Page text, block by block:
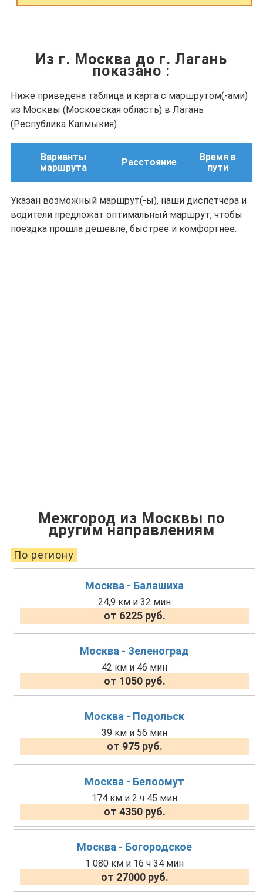
Из г. Москва до г. Лагань
показано :
Ниже приведена таблица и карта с маршрутом(-ами)
из Москвы (Московская область) в Лагань
(Республика Калмыкия).
Варианты
маршрута
Расстояние
Время в
пути
Указан возможный маршрут(-ы), наши диспетчера и
водители предложат оптимальный маршрут, чтобы
поездка прошла дешевле, быстрее и комфортнее.
Межгород из Москвы по
другим направлениям
По региону
Москва - Балашиха
24,9 км и 32 мин
от 6225 руб.
Москва - Зеленоград
42 км и 46 мин
от 1050 руб.
Москва - Подольск
39 км и 56 мин
от 975 руб.
Москва - Белоомут
174 км и 2 ч 45 мин
от 4350 руб.
Москва - Богородское
1 080 км и 16 ч 34 мин
от 27000 руб.